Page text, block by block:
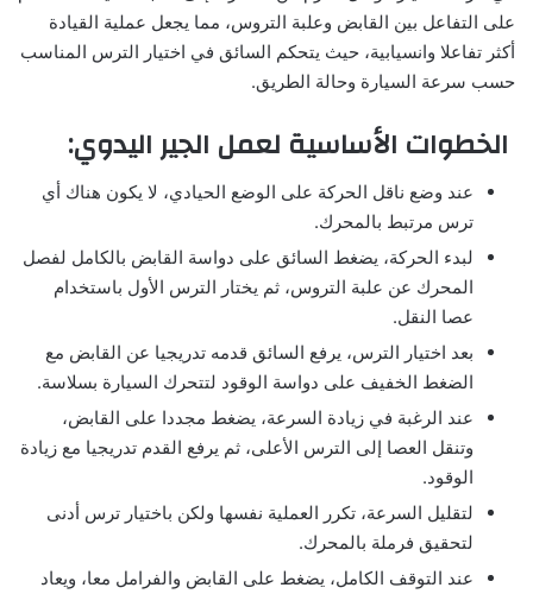
على التفاعل بين القابض وعلبة التروس، مما يجعل عملية القيادة
أكثر تفاعلا وانسيابية، حيث يتحكم السائق في اختيار الترس المناسب
حسب سرعة السيارة وحالة الطريق.
الخطوات الأساسية لعمل الجير اليدوي:
عند وضع ناقل الحركة على الوضع الحيادي، لا يكون هناك أي
ترس مرتبط بالمحرك.
لبدء الحركة، يضغط السائق على دواسة القابض بالكامل لفصل
المحرك عن علبة التروس، ثم يختار الترس الأول باستخدام
عصا النقل.
بعد اختيار الترس، يرفع السائق قدمه تدريجيا عن القابض مع
الضغط الخفيف على دواسة الوقود لتتحرك السيارة بسلاسة.
عند الرغبة في زيادة السرعة، يضغط مجددا على القابض،
وتنقل العصا إلى الترس الأعلى، ثم يرفع القدم تدريجيا مع زيادة
الوقود.
لتقليل السرعة، تكرر العملية نفسها ولكن باختيار ترس أدنى
لتحقيق فرملة بالمحرك.
عند التوقف الكامل، يضغط على القابض والفرامل معا، ويعاد